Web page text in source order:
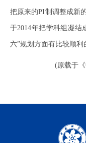
把原来的PI制调整成新
于2014年把学科组凝结
六”规划方面有比较顺利
(原载于《中